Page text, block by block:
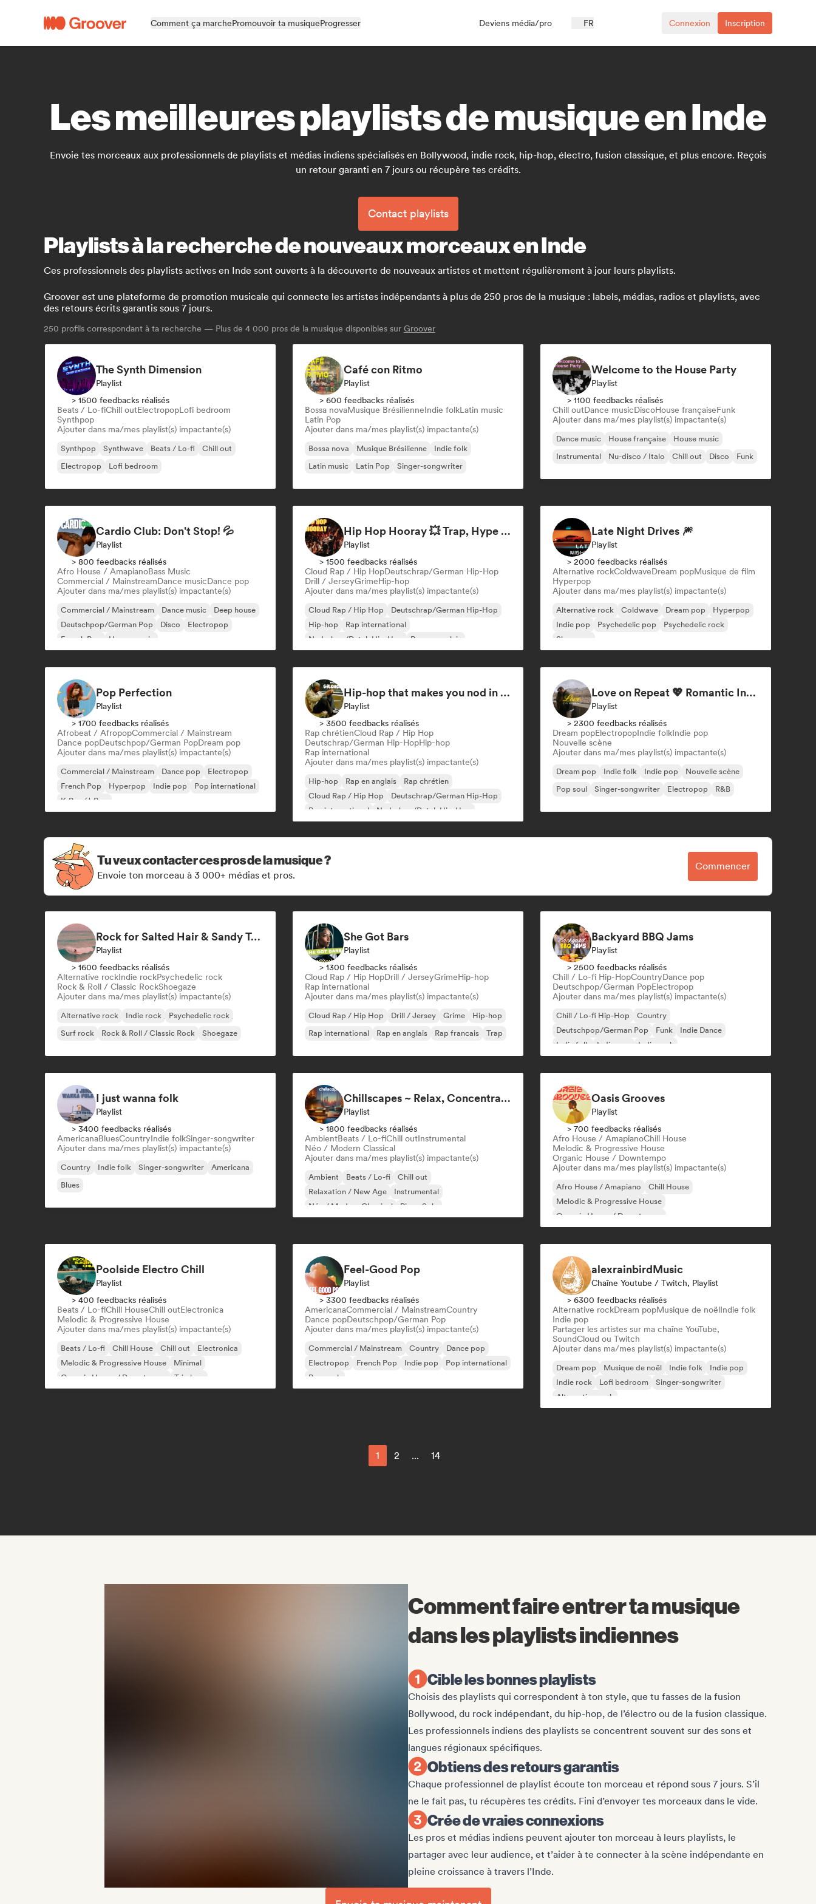
Comment ça marchePromouvoir ta musiqueProgresser Deviens média/pro FR Connexion Inscription
Les meilleures playlists de musique en Inde
Envoie tes morceaux aux professionnels de playlists et médias indiens spécialisés en Bollywood, indie rock, hip-hop, électro, fusion classique, et plus encore. Reçois
un retour garanti en 7 jours ou récupère tes crédits.
Contact playlists
Playlists à la recherche de nouveaux morceaux en Inde
Ces professionnels des playlists actives en Inde sont ouverts à la découverte de nouveaux artistes et mettent régulièrement à jour leurs playlists.
Groover est une plateforme de promotion musicale qui connecte les artistes indépendants à plus de 250 pros de la musique : labels, médias, radios et playlists, avec
des retours écrits garantis sous 7 jours.
250 profils correspondant à ta recherche — Plus de 4 000 pros de la musique disponibles sur Groover
The Synth Dimension
Playlist
> 1500 feedbacks réalisés
Beats / Lo-fiChill outElectropopLofi bedroom
Synthpop
Ajouter dans ma/mes playlist(s) impactante(s)
Synthpop Synthwave Beats / Lo-fi
Chill out
Electropop
Lofi bedroom
Café con Ritmo
Playlist
> 600 feedbacks réalisés
Bossa novaMusique BrésilienneIndie folkLatin music
Latin Pop
Ajouter dans ma/mes playlist(s) impactante(s)
Bossa nova Musique Brésilienne
Indie folk
Latin music
Latin Pop Singer-songwriter
Welcome to the House Party
Playlist
> 1100 feedbacks réalisés
Chill outDance musicDiscoHouse françaiseFunk
Ajouter dans ma/mes playlist(s) impactante(s)
Dance music House française
House music
Instrumental
Nu-disco / Italo Chill out Disco Funk
Cardio Club: Don't Stop! 💦
Playlist
> 800 feedbacks réalisés
Afro House / AmapianoBass Music
Commercial / MainstreamDance musicDance pop
Ajouter dans ma/mes playlist(s) impactante(s)
Commercial / Mainstream Dance music
Deep house
Deutschpop/German Pop
Disco
Electropop
French Pop
House music
Hip Hop Hooray 💥 Trap, Hype & Party Rap Bangers
Playlist
> 1500 feedbacks réalisés
Cloud Rap / Hip HopDeutschrap/German Hip-Hop
Drill / JerseyGrimeHip-hop
Ajouter dans ma/mes playlist(s) impactante(s)
Cloud Rap / Hip Hop
Deutschrap/German Hip-Hop
Hip-hop
Rap international
Nederhop/Dutch Hip-Hop
Rap en anglais
Late Night Drives 🎆
Playlist
> 2000 feedbacks réalisés
Alternative rockColdwaveDream popMusique de film
Hyperpop
Ajouter dans ma/mes playlist(s) impactante(s)
Alternative rock Coldwave Dream pop
Hyperpop
Indie pop
Psychedelic pop
Psychedelic rock
Shoegaze
Pop Perfection
Playlist
> 1700 feedbacks réalisés
Afrobeat / AfropopCommercial / Mainstream
Dance popDeutschpop/German PopDream pop
Ajouter dans ma/mes playlist(s) impactante(s)
Commercial / Mainstream Dance pop
Electropop
French Pop
Hyperpop Indie pop
Pop international
K-Pop/J-Pop
Hip-hop that makes you nod in silence
Playlist
> 3500 feedbacks réalisés
Rap chrétienCloud Rap / Hip Hop
Deutschrap/German Hip-HopHip-hop
Rap international
Ajouter dans ma/mes playlist(s) impactante(s)
Hip-hop Rap en anglais
Rap chrétien
Cloud Rap / Hip Hop
Deutschrap/German Hip-Hop
Rap international
Nederhop/Dutch Hip-Hop
Love on Repeat 💖 Romantic Indie Pop, Neo Soul & Singer-Songwriter
Playlist
> 2300 feedbacks réalisés
Dream popElectropopIndie folkIndie pop
Nouvelle scène
Ajouter dans ma/mes playlist(s) impactante(s)
Dream pop Indie folk Indie pop
Nouvelle scène
Pop soul
Singer-songwriter Electropop R&B
Tu veux contacter ces pros de la musique ?
Envoie ton morceau à 3 000+ médias et pros.
Commencer
Rock for Salted Hair & Sandy Toes
Playlist
> 1600 feedbacks réalisés
Alternative rockIndie rockPsychedelic rock
Rock & Roll / Classic RockShoegaze
Ajouter dans ma/mes playlist(s) impactante(s)
Alternative rock Indie rock
Psychedelic rock
Surf rock
Rock & Roll / Classic Rock Shoegaze
She Got Bars
Playlist
> 1300 feedbacks réalisés
Cloud Rap / Hip HopDrill / JerseyGrimeHip-hop
Rap international
Ajouter dans ma/mes playlist(s) impactante(s)
Cloud Rap / Hip Hop Drill / Jersey Grime
Hip-hop
Rap international
Rap en anglais Rap francais Trap
Backyard BBQ Jams
Playlist
> 2500 feedbacks réalisés
Chill / Lo-fi Hip-HopCountryDance pop
Deutschpop/German PopElectropop
Ajouter dans ma/mes playlist(s) impactante(s)
Chill / Lo-fi Hip-Hop
Country
Deutschpop/German Pop
Funk
Indie Dance
Indie folk
Indie pop Indie rock
I just wanna folk
Playlist
> 3400 feedbacks réalisés
AmericanaBluesCountryIndie folkSinger-songwriter
Ajouter dans ma/mes playlist(s) impactante(s)
Country Indie folk Singer-songwriter
Americana
Blues
Chillscapes ~ Relax, Concentrate, Meditate, Sleep, Dream
Playlist
> 1800 feedbacks réalisés
AmbientBeats / Lo-fiChill outInstrumental
Néo / Modern Classical
Ajouter dans ma/mes playlist(s) impactante(s)
Ambient Beats / Lo-fi
Chill out
Relaxation / New Age
Instrumental
Néo / Modern Classical
Piano Solo
Oasis Grooves
Playlist
> 700 feedbacks réalisés
Afro House / AmapianoChill House
Melodic & Progressive House
Organic House / Downtempo
Ajouter dans ma/mes playlist(s) impactante(s)
Afro House / Amapiano
Chill House
Melodic & Progressive House
Organic House / Downtempo
Poolside Electro Chill
Playlist
> 400 feedbacks réalisés
Beats / Lo-fiChill HouseChill outElectronica
Melodic & Progressive House
Ajouter dans ma/mes playlist(s) impactante(s)
Beats / Lo-fi Chill House Chill out
Electronica
Melodic & Progressive House
Minimal
Organic House / Downtempo
Trip hop
Feel-Good Pop
Playlist
> 3300 feedbacks réalisés
AmericanaCommercial / MainstreamCountry
Dance popDeutschpop/German Pop
Ajouter dans ma/mes playlist(s) impactante(s)
Commercial / Mainstream Country
Dance pop
Electropop
French Pop Indie pop
Pop international
Pop rock
alexrainbirdMusic
Chaîne Youtube / Twitch, Playlist
> 6300 feedbacks réalisés
Alternative rockDream popMusique de noëlIndie folk
Indie pop
Partager les artistes sur ma chaîne YouTube,
SoundCloud ou Twitch
Ajouter dans ma/mes playlist(s) impactante(s)
Dream pop Musique de noël Indie folk
Indie pop
Indie rock
Lofi bedroom
Singer-songwriter
Alternative rock
1 2 ... 14
Comment faire entrer ta musique
dans les playlists indiennes
Cible les bonnes playlists
Choisis des playlists qui correspondent à ton style, que tu fasses de la fusion
Bollywood, du rock indépendant, du hip-hop, de l’électro ou de la fusion classique.
Les professionnels indiens des playlists se concentrent souvent sur des sons et
langues régionaux spécifiques.
Obtiens des retours garantis
Chaque professionnel de playlist écoute ton morceau et répond sous 7 jours. S’il
ne le fait pas, tu récupères tes crédits. Fini d’envoyer tes morceaux dans le vide.
Crée de vraies connexions
Les pros et médias indiens peuvent ajouter ton morceau à leurs playlists, le
partager avec leur audience, et t’aider à te connecter à la scène indépendante en
pleine croissance à travers l’Inde.